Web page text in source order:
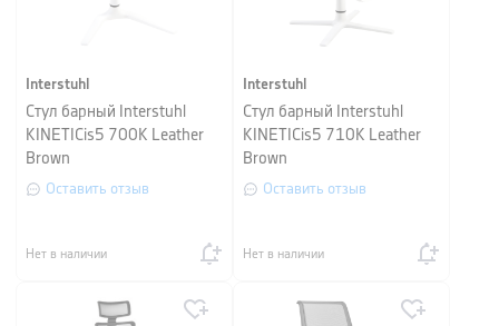
Interstuhl
Стул барный Interstuhl
KINETICis5 700K Leather
Brown
Оставить отзыв
Нет в наличии
Interstuhl
Стул барный Interstuhl
KINETICis5 710K Leather
Brown
Оставить отзыв
Нет в наличии